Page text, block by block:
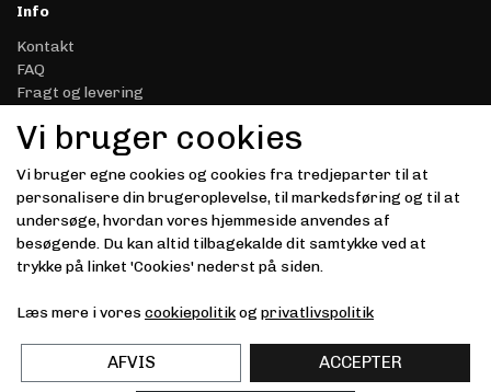
Info
Kontakt
FAQ
Fragt og levering
Handelsbetingelser
Datasikkerhed & Privatliv
Gavekort
Om Driver.dk
Kunde login
Modtag vores nyhedsbrev via e-mail
Tilmeld
(mere information)
Vi bruger cookies
Vi bruger egne cookies og cookies fra tredjeparter til at
personalisere din brugeroplevelse, til markedsføring og til at
undersøge, hvordan vores hjemmeside anvendes af
besøgende. Du kan altid tilbagekalde dit samtykke ved at
trykke på linket 'Cookies' nederst på siden.
Læs mere i vores cookiepolitikog privatlivspolitik
AFVIS ACCEPTER